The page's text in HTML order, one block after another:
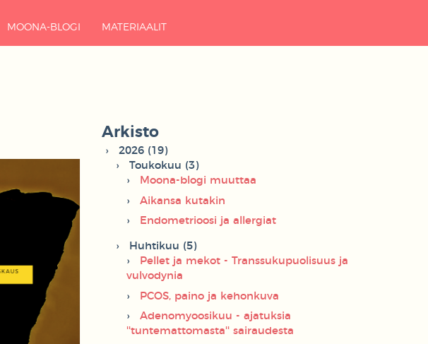
MOONA-BLOGI MATERIAALIT
Arkisto
2026 (19)
Toukokuu (3)
Moona-blogi muuttaa
Aikansa kutakin
Endometrioosi ja allergiat
Huhtikuu (5)
Pellet ja mekot - Transsukupuolisuus ja
vulvodynia
PCOS, paino ja kehonkuva
Adenomyoosikuu - ajatuksia
''tuntemattomasta'' sairaudesta